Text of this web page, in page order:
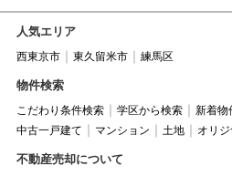
人気エリア
西東京市 東久留米市 練馬区
物件検索
こだわり条件検索 学区から検索 新着物
中古一戸建て
マンション 土地 オリ
不動産売却について